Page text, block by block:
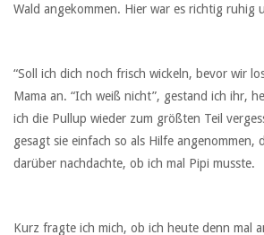
Wald angekommen. Hier war es richtig ruhig
“Soll ich dich noch frisch wickeln, bevor wir
Mama an. “Ich weiß nicht”, gestand ich ihr,
ich die Pullup wieder zum größten Teil
gesagt sie einfach so als Hilfe angenommen,
darüber nachdachte, ob ich mal Pipi musste.
Kurz fragte ich mich, ob ich heute denn mal